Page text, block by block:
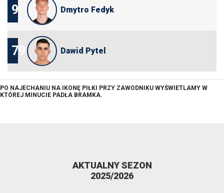
9 Dmytro Fedyk
79 Dawid Pytel
PO NAJECHANIU NA IKONĘ PIŁKI PRZY ZAWODNIKU WYŚWIETLAMY W
KTÓREJ MINUCIE PADŁA BRAMKA.
AKTUALNY SEZON
2025/2026